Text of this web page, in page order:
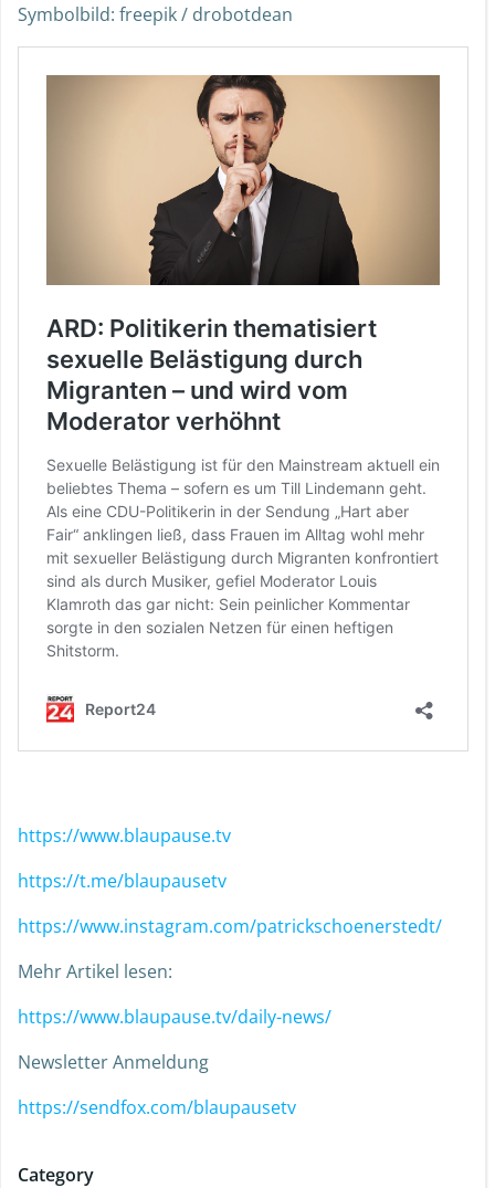
Symbolbild: freepik / drobotdean
https://www.blaupause.tv
https://t.me/blaupausetv
https://www.instagram.com/patrickschoenerstedt/
Mehr Artikel lesen:
https://www.blaupause.tv/daily-news/
Newsletter Anmeldung
https://sendfox.com/blaupausetv
Category